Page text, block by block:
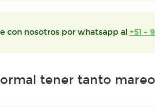
con nosotros por whatsapp al +51 -
tener tanto